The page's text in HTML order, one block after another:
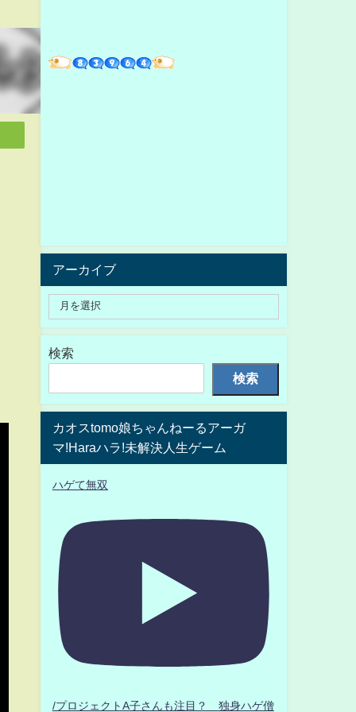
アーカイブ
検索
検索
カオスtomo娘ちゃんねーるアーガ
マ!Haraハラ!未解決人生ゲーム
ハゲて無双
/プロジェクトA子さんも注目？ 独身ハゲ僧